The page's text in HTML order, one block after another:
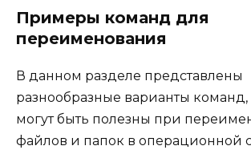
Примеры команд для
переименования
В данном разделе представлены
разнообразные варианты команд,
могут быть полезны при
файлов и папок в операционной